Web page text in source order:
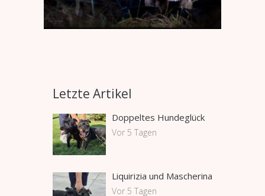
Letzte Artikel
Doppeltes Hundeglück
Vor 5 Tagen
Liquirizia und Mascherina
Vor 5 Tagen